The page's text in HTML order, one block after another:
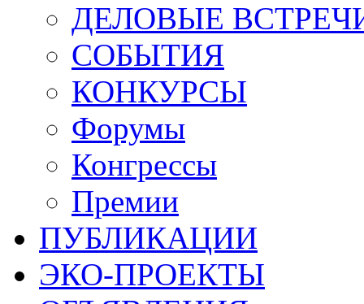
ДЕЛОВЫЕ
СОБЫТИЯ
КОНКУРСЫ
Форумы
Конгрессы
Премии
ПУБЛИКАЦИИ
ЭКО-ПРОЕКТЫ